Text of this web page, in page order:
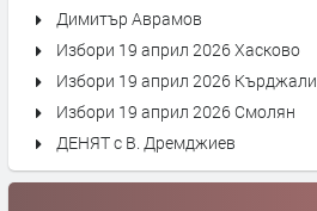
Димитър Аврамов
Избори 19 април 2026 Хасково
Избори 19 април 2026 Кърджали
Избори 19 април 2026 Смолян
ДЕНЯТ с В. Дремджиев